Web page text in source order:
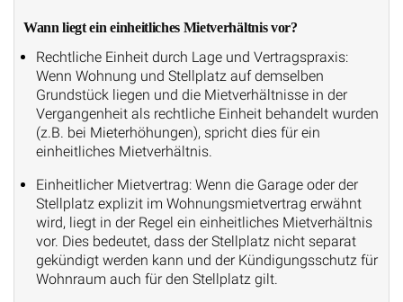
Wann liegt ein einheitliches Mietverhältnis vor?
Rechtliche Einheit durch Lage und Vertragspraxis:
Wenn Wohnung und Stellplatz auf demselben
Grundstück liegen und die Mietverhältnisse in der
Vergangenheit als rechtliche Einheit behandelt wurden
(z.B. bei Mieterhöhungen), spricht dies für ein
einheitliches Mietverhältnis.
Einheitlicher Mietvertrag: Wenn die Garage oder der
Stellplatz explizit im Wohnungsmietvertrag erwähnt
wird, liegt in der Regel ein einheitliches Mietverhältnis
vor. Dies bedeutet, dass der Stellplatz nicht separat
gekündigt werden kann und der Kündigungsschutz für
Wohnraum auch für den Stellplatz gilt.